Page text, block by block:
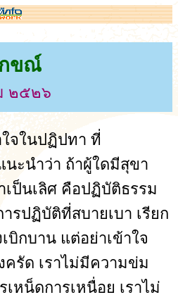
กขณ์
๒๕๒๖
จในปฏิปทา ที่
ะนำว่า ถ้าผู้ใดมีสุขา
ป็นเลิศ คือปฏิบัติธรรม
รปฏิบัติที่สบายเบา เรียก
บิกบาน แต่อย่าเข้าใจ
ครัด เราไม่มีความข่ม
หน็ดการเหนื่อย เราไม่